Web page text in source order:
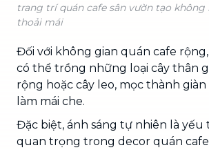
trang trí quán cafe sân vườn tạo
thoải mái
Đối với không gian quán cafe
có thể trồng những loại cây thân
rộng hoặc cây leo, mọc thành
làm mái che.
Đặc biệt, ánh sáng tự nhiên là yếu
quan trọng trong decor quán cafe